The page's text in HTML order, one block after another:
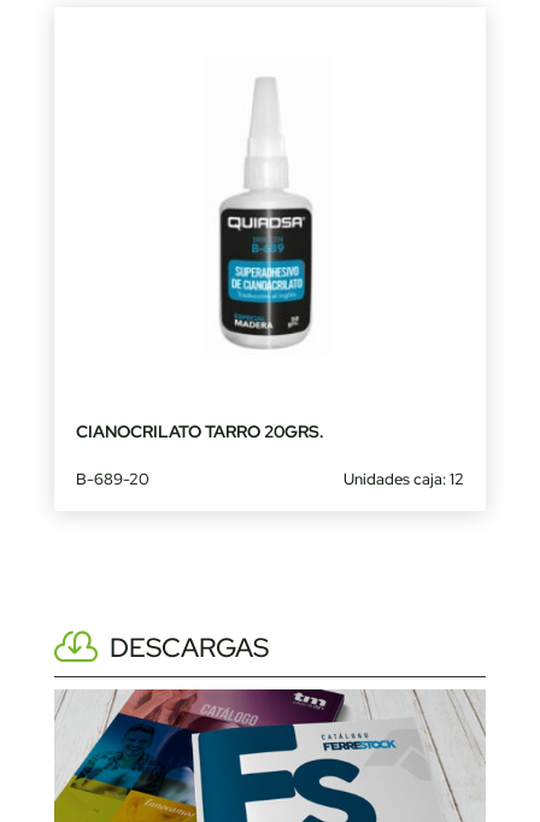
CIANOCRILATO TARRO 20GRS.
B-689-20 Unidades caja: 12
DESCARGAS